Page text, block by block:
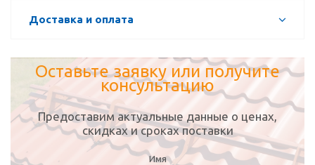
Доставка и оплата
Оставьте заявку или получите
консультацию
Предоставим актуальные данные о ценах,
скидках и сроках поставки
Имя